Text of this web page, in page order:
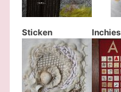
Sticken Inchies